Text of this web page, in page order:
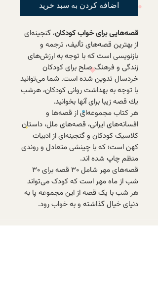
اضافه کردن به سبد خرید
قصه‌هایی برای خواب كودكان، گنجینه‌ای
از بهترین قصه‌های تألیف، ترجمه و
بازنویسی است كه با توجه به ارزش‌های
زندگی و فرهنگ صلح برای كودكان
خردسال تدوین شده است. شما می‌توانید
با توجه به بهداشت روانی كودكان، هرشب
یك قصه‌ زیبا برای آنها بخوانید.
هر کتاب مجموعه‌ای از قصه‌ها و
افسانه‌های ایرانی، قصه‌های ملل، داستان
کلاسیک کودکان و گنجینه‌ای از ادبیات
کهن است؛ که با چینشی متعادل و روندی
منظم چاپ شده اند.
شب از ماه مهر است که کودک می‌تواند
هر شب با یک قصه‌ از این مجموعه پا به
دنیای خیال گذاشته و به خواب رود.